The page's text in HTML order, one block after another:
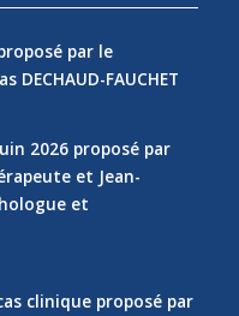
par le
FAUCHET
2026 proposé par
et Jean-
et
clinique proposé par